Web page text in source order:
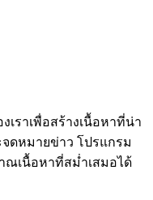
เราเพื่อสร้างเนื้อหาที่น่า
ดหมายข่าว โปรแกรม
ณเนื้อหาที่สม่ำเสมอได้